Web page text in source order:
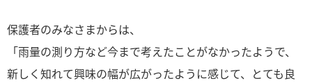
保護者のみなさまからは、
「雨量の測り方など今まで考えたことがなかったようで、
新しく知れて興味の幅が広がったように感じて、とても良